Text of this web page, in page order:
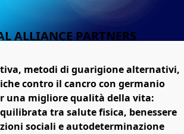
ALLIANCE PARTNERS
metodi di guarigione alternativi,
contro il cancro con germanio
una migliore qualità della vita:
tra salute fisica, benessere
sociali e autodeterminazione